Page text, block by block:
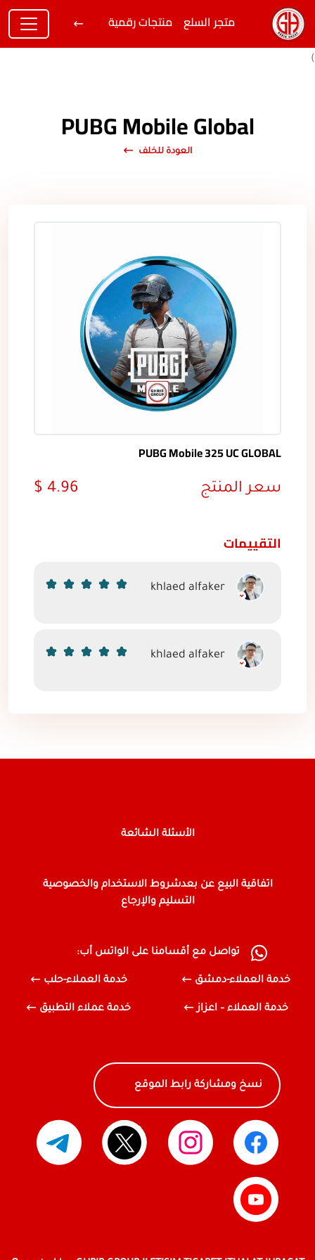
)
متجر السلع منتجات رقمية
PUBG Mobile Global
العودة للخلف
PUBG Mobile 325 UC GLOBAL
سعر المنتج 4.96 $
التقييمات
khlaed alfaker
khlaed alfaker
الأسئلة الشائعة
اتفاقية البيع عن بعدشروط الاستخدام والخصوصية
التسليم والإرجاع
تواصل مع أقسامنا على الواتس أب:
خدمة العملاء-دمشق خدمة العملاء-حلب
خدمة العملاء – اعزاز خدمة عملاء التطبيق
نسخ ومشاركة رابط الموقع